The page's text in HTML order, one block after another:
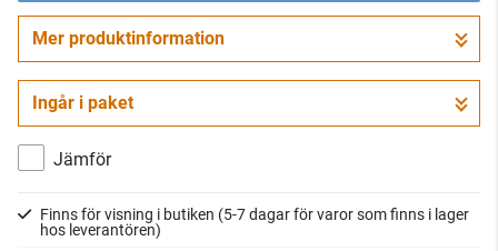
Gå till kassan
Mer produktinformation
Ingår i paket
Jämför
Finns för visning i butiken (5-7 dagar för varor som finns i lager
hos leverantören)